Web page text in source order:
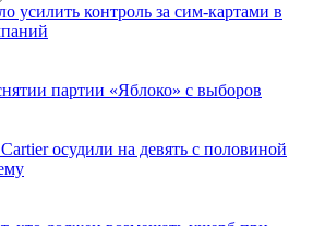
контроль за сим-картами в
партии «Яблоко» с выборов
осудили на девять с половиной